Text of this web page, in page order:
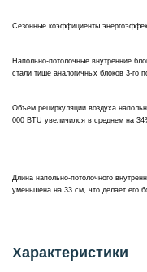
Сезонные коэффициенты
Напольно-потолочные внутренние
стали тише аналогичных блоков 3-го
Объем рециркуляции воздуха
000 BTU увеличился в среднем на
Длина напольно-потолочного
уменьшена на 33 см, что делает его
Характеристики